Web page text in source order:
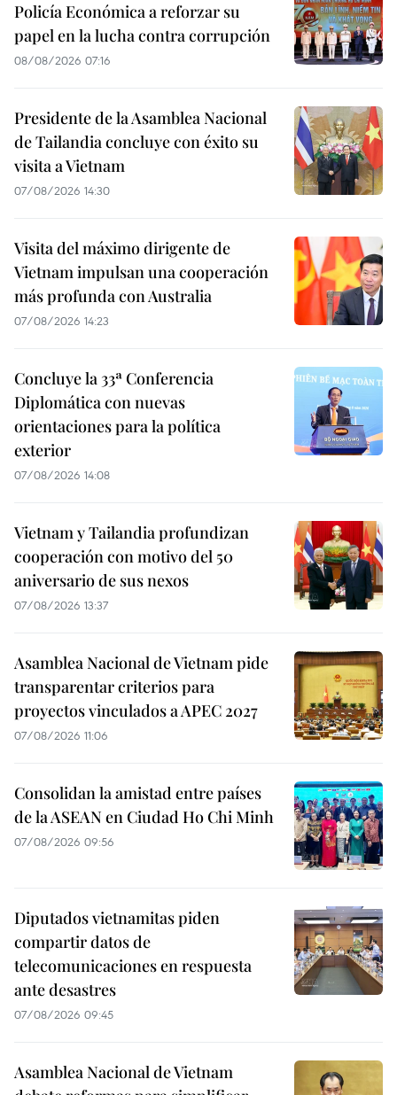
Policía Económica a reforzar su
papel en la lucha contra corrupción
08/08/2026 07:16
Presidente de la Asamblea Nacional
de Tailandia concluye con éxito su
visita a Vietnam
07/08/2026 14:30
Visita del máximo dirigente de
Vietnam impulsan una cooperación
más profunda con Australia
07/08/2026 14:23
Concluye la 33ª Conferencia
Diplomática con nuevas
orientaciones para la política
exterior
07/08/2026 14:08
Vietnam y Tailandia profundizan
cooperación con motivo del 50
aniversario de sus nexos
07/08/2026 13:37
Asamblea Nacional de Vietnam pide
transparentar criterios para
proyectos vinculados a APEC 2027
07/08/2026 11:06
Consolidan la amistad entre países
de la ASEAN en Ciudad Ho Chi Minh
07/08/2026 09:56
Diputados vietnamitas piden
compartir datos de
telecomunicaciones en respuesta
ante desastres
07/08/2026 09:45
Asamblea Nacional de Vietnam